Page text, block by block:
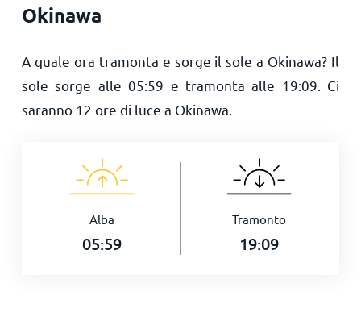
Okinawa
A quale ora tramonta e sorge il sole a Okinawa? Il
sole sorge alle05:59 e tramonta alle 19:09. Ci
saranno 12 ore di luce a Okinawa.
Alba
05:59
Tramonto
19:09